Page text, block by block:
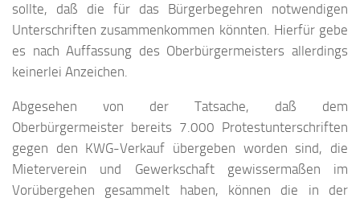
sollte, daß die für das Bürgerbegehren notwendigen
Unterschriften zusammenkommen könnten. Hierfür gebe
es nach Auffassung des Oberbürgermeisters allerdings
keinerlei Anzeichen.
Abgesehen von der Tatsache, daß dem
Oberbürgermeister bereits 7.000 Protestunterschriften
gegen den KWG-Verkauf übergeben worden sind, die
Mieterverein und Gewerkschaft gewissermaßen im
Vorübergehen gesammelt haben, können die in der